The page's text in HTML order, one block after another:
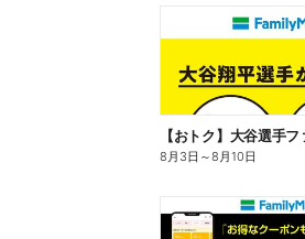
8月3日 ～8月10日